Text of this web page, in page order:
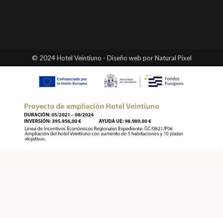
© 2024 Hotel Veintiuno - Diseño web por Natural Pixel